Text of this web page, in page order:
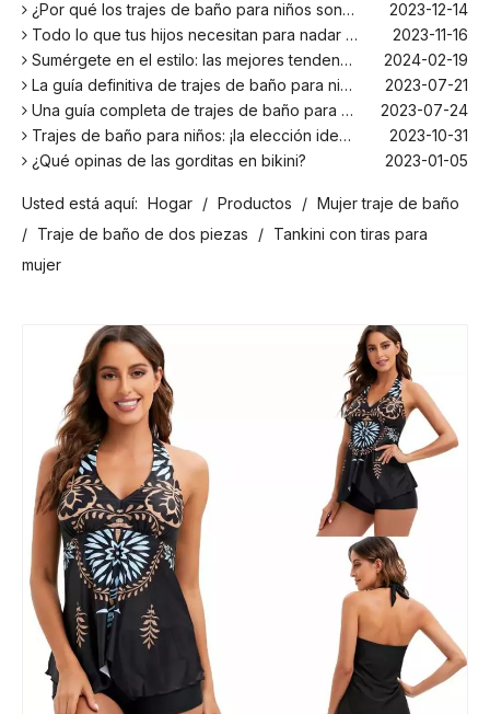
¿Por qué los trajes de baño para niños son más cómodos con elastano?
2023-12-14
Todo lo que tus hijos necesitan para nadar este verano
2023-11-16
Sumérgete en el estilo: las mejores tendencias en trajes de baño para niños de la temporada
2024-02-19
La guía definitiva de trajes de baño para niños: comodidad, diseño y seguridad
2023-07-21
Una guía completa de trajes de baño para niños: comodidad, estilo y seguridad para divertirse bajo el sol
2023-07-24
Trajes de baño para niños: ¡la elección ideal para tus hijos!
2023-10-31
¿Qué opinas de las gorditas en bikini?
2023-01-05
¡El principal fabricante de trajes de baño en Bali!
2024-02-22
¡Date un chapuzón con los trajes de baño para niños más populares de la temporada!
2024-02-02
Como cualquier otro traje, el bañador infantil: un espacio agradable para relajarse en la playa
Todo lo que tus hijos necesitan para nadar este verano
2023-11-16
Sumérgete en el estilo: las mejores tendencias en trajes de baño para niños de la temporada
2024-02-19
La guía definitiva de trajes de baño para niños: comodidad, diseño y seguridad
2023-07-21
Una guía completa de trajes de baño para niños: comodidad, estilo y seguridad para divertirse bajo el sol
2023-07-24
Usted está aquí: Hogar / Productos / Mujer traje de baño
/ Traje de baño de dos piezas / Tankini con tiras para
mujer